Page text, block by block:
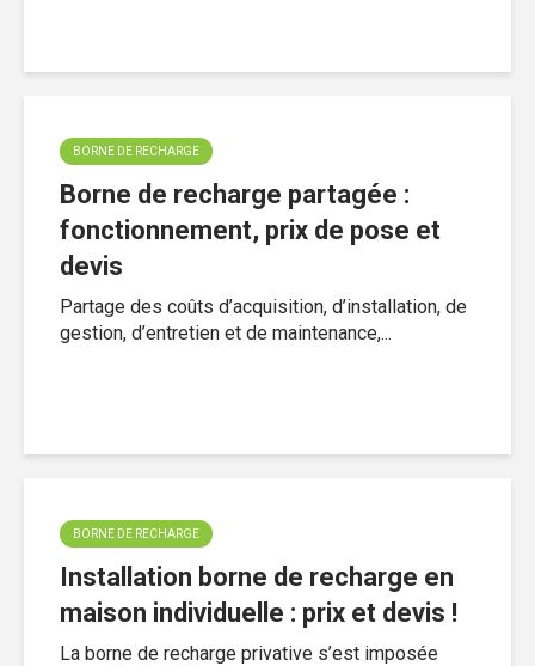
BORNE DE RECHARGE
Borne de recharge partagée :
fonctionnement, prix de pose et
devis
Partage des coûts d’acquisition, d’installation, de
gestion, d’entretien et de maintenance,...
BORNE DE RECHARGE
Installation borne de recharge en
maison individuelle : prix et devis !
La borne de recharge privative s’est imposée